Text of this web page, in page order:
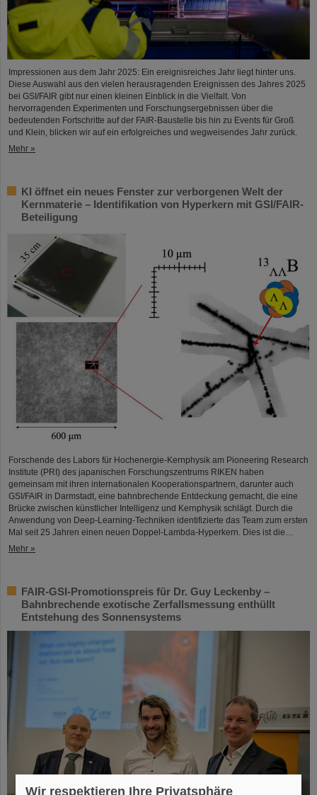
Impressionen aus dem Jahr 2025: Ein ereignisreiches Jahr liegt hinter uns.
Diese Auswahl aus den vielen herausragenden Ereignissen des Jahres 2025
bei GSI/FAIR gibt nur einen kleinen Einblick in die Vielfalt. Von
hervorragenden Experimenten und Forschungsergebnissen über die
bedeutenden Fortschritte auf der FAIR-Baustelle bis hin zu Events für Groß
und Klein, blicken wir auf ein erfolgreiches und wegweisendes Jahr zurück.
Mehr »
KI öffnet ein neues Fenster zur verborgenen Welt der
Kernmaterie – Identifikation von Hyperkern mit GSI/FAIR-
Beteiligung
Forschende des Labors für Hochenergie-Kernphysik am Pioneering Research
Institute (PRI) des japanischen Forschungszentrums RIKEN haben
gemeinsam mit ihren internationalen Kooperationspartnern, darunter auch
GSI/FAIR in Darmstadt, eine bahnbrechende Entdeckung gemacht, die eine
Brücke zwischen künstlicher Intelligenz und Kernphysik schlägt. Durch die
Anwendung von Deep-Learning-Techniken identifizierte das Team zum ersten
Mal seit 25 Jahren einen neuen Doppel-Lambda-Hyperkern. Dies ist die…
Mehr »
FAIR-GSI-Promotionspreis für Dr. Guy Leckenby –
Bahnbrechende exotische Zerfallsmessung enthüllt
Entstehung des Sonnensystems
Wir respektieren Ihre Privatsphäre